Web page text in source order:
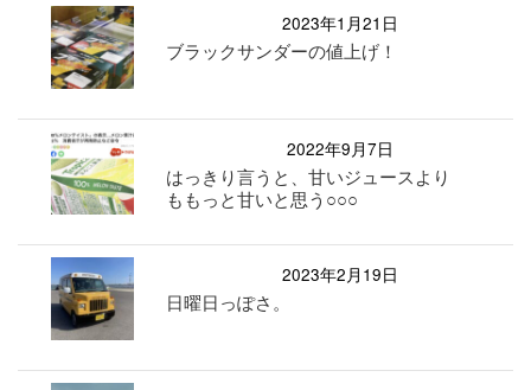
2023年1月21日
ブラックサンダーの値上げ！
2022年9月7日
はっきり言うと、甘いジュースより
ももっと甘いと思う○○○
2023年2月19日
日曜日っぽさ。